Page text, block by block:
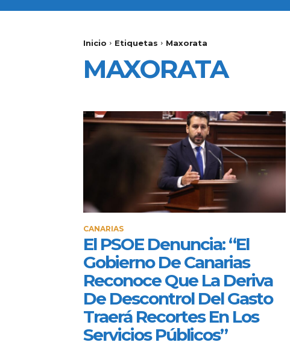
Inicio Etiquetas Maxorata
MAXORATA
CANARIAS
El PSOE Denuncia: “El
Gobierno De Canarias
Reconoce Que La Deriva
De Descontrol Del Gasto
Traerá Recortes En Los
Servicios Públicos”